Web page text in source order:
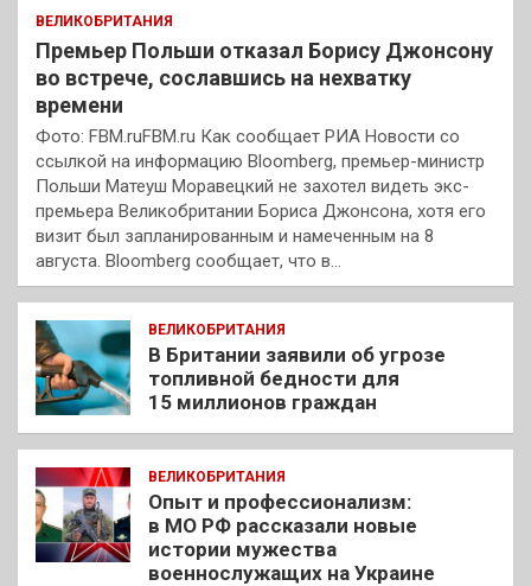
ВЕЛИКОБРИТАНИЯ
Премьер Польши отказал Борису Джонсону
во встрече, сославшись на нехватку
времени
Фото: FBM.ruFBM.ru Как сообщает РИА Новости со
ссылкой на информацию Bloomberg, премьер-министр
Польши Матеуш Моравецкий не захотел видеть экс-
премьера Великобритании Бориса Джонсона, хотя его
визит был запланированным и намеченным на 8
августа. Bloomberg сообщает, что в…
ВЕЛИКОБРИТАНИЯ
В Британии заявили об угрозе
топливной бедности для
15 миллионов граждан
ВЕЛИКОБРИТАНИЯ
Опыт и профессионализм:
в МО РФ рассказали новые
истории мужества
военнослужащих на Украине